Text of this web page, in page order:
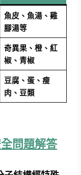
魚皮、魚湯、雞
腳湯等
奇異果、橙、紅
椒、青椒
豆腐、蛋、瘦
肉、豆類
問題解答